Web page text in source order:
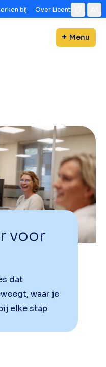
bij Over Licent
Menu
voor
dat
waar je
elke stap